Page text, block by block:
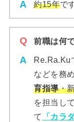
約15年で
前職は何
Re.Ra.Ku
などを務
育指導・
を担当し
て
「カラ